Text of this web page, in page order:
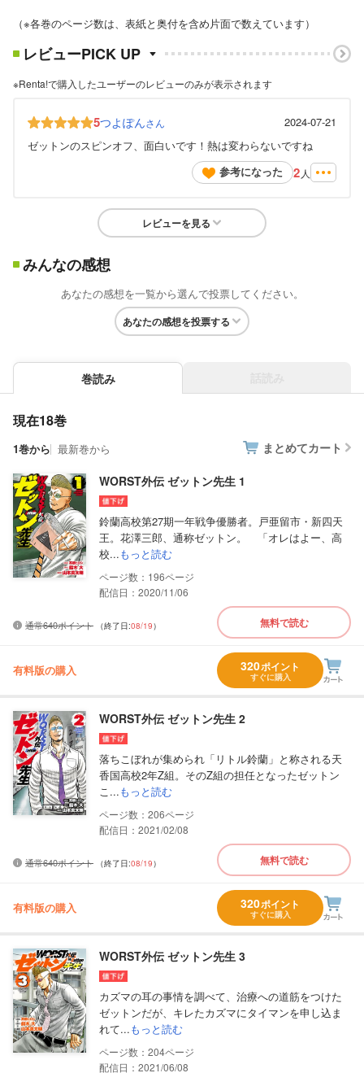
（※各巻のページ数は、表紙と奥付を含め片面で数えています）
レビューPICK UP
※Renta!で購入したユーザーのレビューのみが表示されます
5つよぽんさん
2024-07-21
ゼットンのスピンオフ、面白いです！熱は変わらないですね
参考になった
2 人
レビューを見る
みんなの感想
あなたの感想を一覧から選んで投票してください。
あなたの感想を投票する
巻読み
現在18巻
1巻から 最新巻から まとめてカート
WORST外伝 ゼットン先生 1
鈴蘭高校第27期一年戦争優勝者。戸亜留市・新四天
王。花澤三郎、通称ゼットン。 「オレはよー、高
校...もっと読む
196
配信日：2020/11/06
通常640ポイント （終了日:08/19） 無料で読む
有料版の購入 320ポイント
すぐに購入
WORST外伝 ゼットン先生 2
落ちこぼれが集められ「リトル鈴蘭」と称される天
香国高校2年Z組。そのZ組の担任となったゼットン
こ...もっと読む
206
配信日：2021/02/08
通常640ポイント （終了日:08/19） 無料で読む
有料版の購入 320ポイント
すぐに購入
WORST外伝 ゼットン先生 3
カズマの耳の事情を調べて、治療への道筋をつけた
ゼットンだが、キレたカズマにタイマンを申し込ま
れて...もっと読む
204
配信日：2021/06/08